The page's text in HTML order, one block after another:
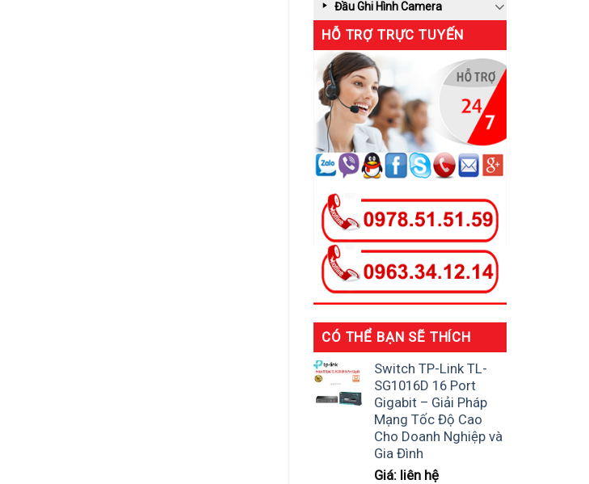
Đầu Ghi Hình Camera
HỖ TRỢ TRỰC TUYẾN
CÓ THỂ BẠN SẼ THÍCH
Switch TP-Link TL-
SG1016D 16 Port
Gigabit – Giải Pháp
Mạng Tốc Độ Cao
Cho Doanh Nghiệp và
Gia Đình
Giá: liên hệ